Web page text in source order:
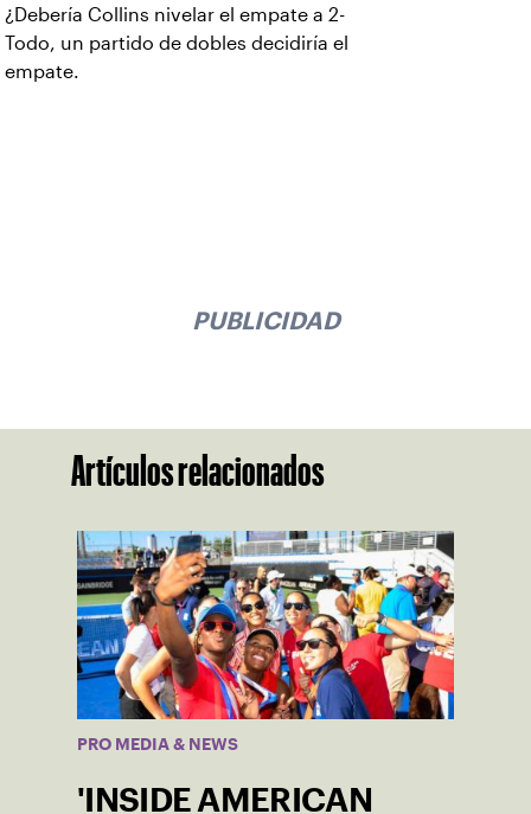
¿Debería Collins nivelar el empate a 2-
Todo, un partido de dobles decidiría el
empate.
PUBLICIDAD
Artículos relacionados
PRO MEDIA & NEWS
'INSIDE AMERICAN